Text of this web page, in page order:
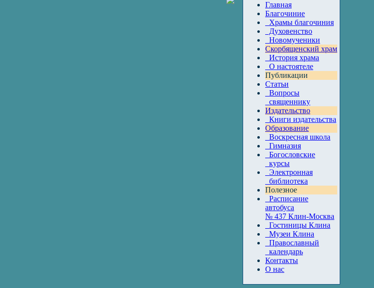
Главная
Благочиние
Храмы благочиния
Духовенство
Новомученики
Скорбященский храм
История храма
О настоятеле
Публикации
Статьи
Вопросы
священнику
Издательство
Книги издательства
Образование
Воскресная школа
Гимназия
Богословские
курсы
Электронная
библиотека
Полезное
Расписание
автобуса
№ 437 Клин-Москва
Гостиницы Клина
Музеи Клина
Православный
календарь
Контакты
О нас